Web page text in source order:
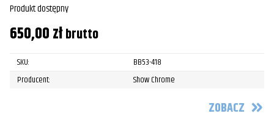
Produkt dostępny
650,00złbrutto
SKU:
BB53-418
Producent:
Show Chrome
ZOBACZ